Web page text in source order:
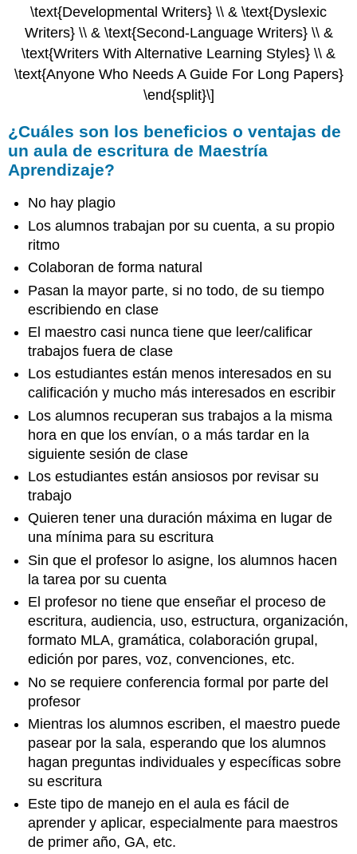
\text{Developmental Writers} \\ & \text{Dyslexic
Writers} \\ & \text{Second-Language Writers} \\ &
\text{Writers With Alternative Learning Styles} \\ &
\text{Anyone Who Needs A Guide For Long Papers}
\end{split}\]
¿Cuáles son los beneficios o ventajas de
un aula de escritura de Maestría
Aprendizaje?
No hay plagio
Los alumnos trabajan por su cuenta, a su propio
ritmo
Colaboran de forma natural
Pasan la mayor parte, si no todo, de su tiempo
escribiendo en clase
El maestro casi nunca tiene que leer/calificar
trabajos fuera de clase
Los estudiantes están menos interesados en su
calificación y mucho más interesados en escribir
Los alumnos recuperan sus trabajos a la misma
hora en que los envían, o a más tardar en la
siguiente sesión de clase
Los estudiantes están ansiosos por revisar su
trabajo
Quieren tener una duración máxima en lugar de
una mínima para su escritura
Sin que el profesor lo asigne, los alumnos hacen
la tarea por su cuenta
El profesor no tiene que enseñar el proceso de
escritura, audiencia, uso, estructura, organización,
formato MLA, gramática, colaboración grupal,
edición por pares, voz, convenciones, etc.
No se requiere conferencia formal por parte del
profesor
Mientras los alumnos escriben, el maestro puede
pasear por la sala, esperando que los alumnos
hagan preguntas individuales y específicas sobre
su escritura
Este tipo de manejo en el aula es fácil de
aprender y aplicar, especialmente para maestros
de primer año, GA, etc.